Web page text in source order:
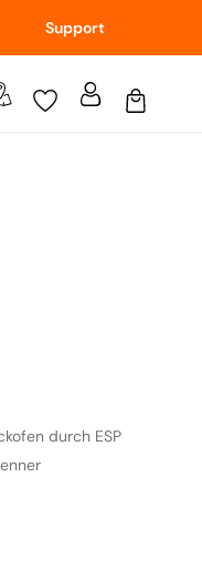
Support
durch ESP